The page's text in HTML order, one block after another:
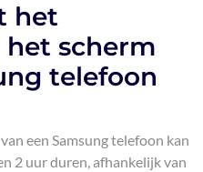
het
scherm
telefoon
een Samsung telefoon kan
2 uur duren, afhankelijk van